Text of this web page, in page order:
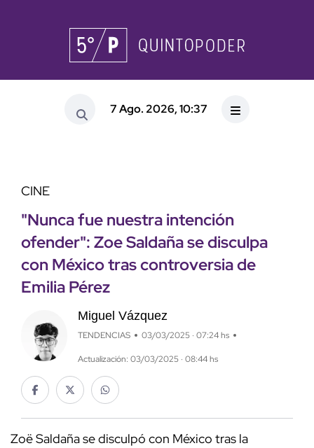
7 Ago. 2026, 10:37
CINE
"Nunca fue nuestra intención
ofender": Zoe Saldaña se disculpa
con México tras controversia de
Emilia Pérez
Miguel Vázquez
TENDENCIAS 03/03/2025 · 07:24 hs
Actualización: 03/03/2025 · 08:44 hs
Zoë Saldaña se disculpó con México tras la